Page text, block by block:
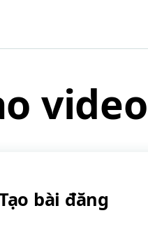
video
bài đăng